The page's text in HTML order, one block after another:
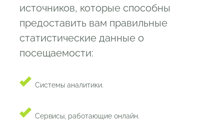
источников, которые способны
предоставить вам правильные
статистические данные о
посещаемости:
Системы аналитики.
Сервисы, работающие онлайн.